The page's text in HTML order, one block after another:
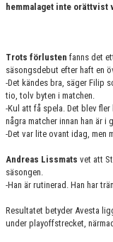
hemmalaget inte orättvist
Trots förlusten fanns det
säsongsdebut efter haft en
-Det kändes bra, säger Filip
tio, tolv byten i matchen.
-Kul att få spela. Det blev
några matcher innan han är i
-Det var lite ovant idag, men
Andreas Lissmats vet att
säsongen.
-Han är rutinerad. Han har
Resultatet betyder Avesta
under playoffstrecket,